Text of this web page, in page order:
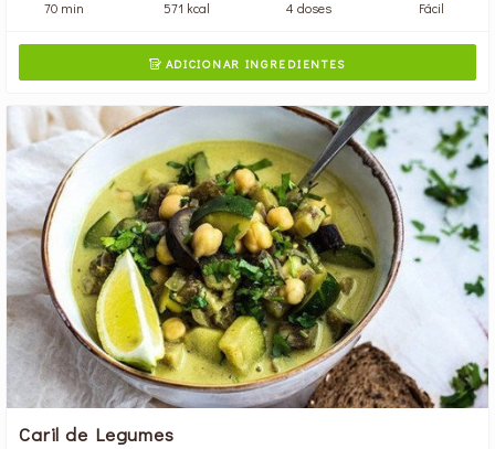
70 min 571 kcal 4 doses Fácil
ADICIONAR INGREDIENTES
Caril de Legumes